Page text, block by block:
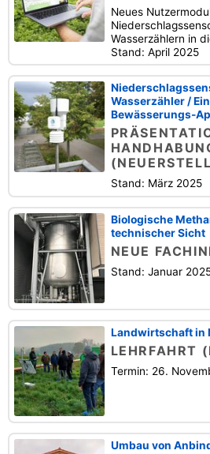
Neues
Wasserzählern in
Stand: April 2025
Wasserzähler /
Bewässerungs-
Stand: März 2025
Biologische
technischer Sicht
NEUE
Stand: Januar
Landwirtschaft in
LEHRFAHRT
Termin: 26.
Umbau von